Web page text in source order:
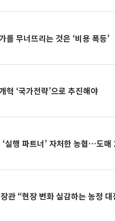
를 무너뜨리는 것은 ‘비용 폭등’
혁 ‘국가전략’으로 추진해야
실행 파트너’ 자처한 농협…도
관 “현장 변화 실감하는 농정